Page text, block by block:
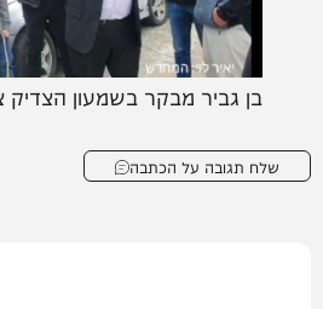
בן גביר מבקר בשמעון הצדיק
שלח תגובה על הכתבה